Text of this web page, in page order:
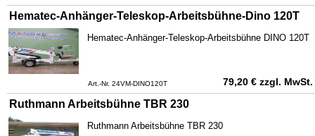
Hematec-Anhänger-Teleskop-Arbeitsbühne-Dino 120T
Hematec-Anhänger-Teleskop-Arbeitsbühne DINO 120T
Art.-Nr. 24VM-DINO120T 79,20 € zzgl. MwSt.
Ruthmann Arbeitsbühne TBR 230
Ruthmann Arbeitsbühne TBR 230